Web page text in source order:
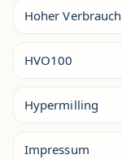
Hoher
HVO100
Hypermilling
Impressum